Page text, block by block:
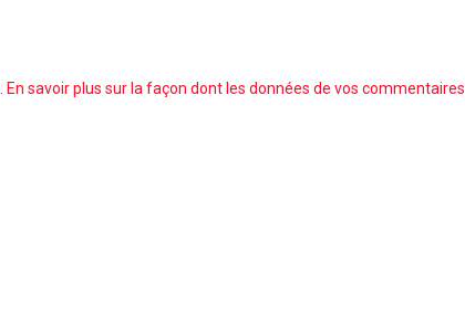
En savoir plus sur la façon dont les données de vos commentaires